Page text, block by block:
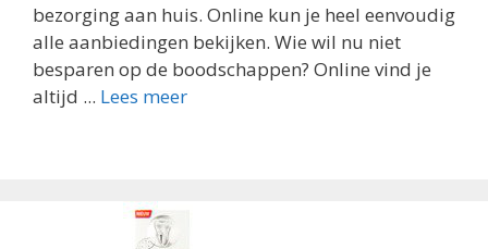
bezorging aan huis. Online kun je heel eenvoudig
alle aanbiedingen bekijken. Wie wil nu niet
besparen op de boodschappen? Online vind je
altijd ... Lees meer